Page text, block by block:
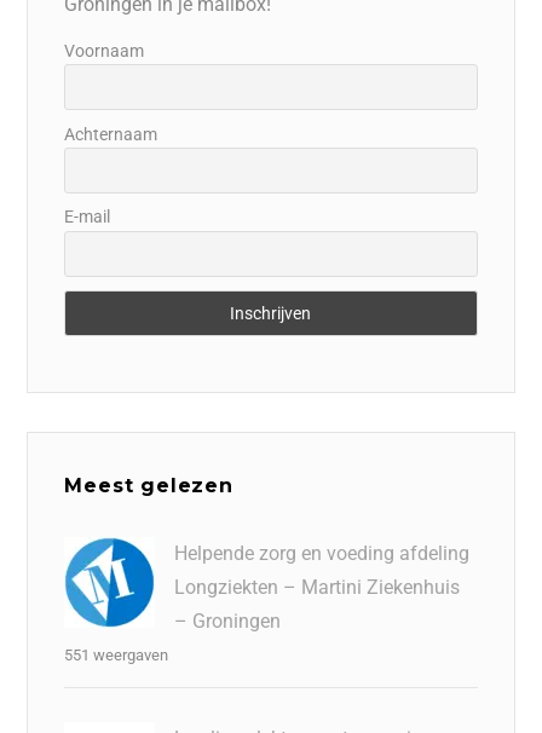
Voornaam
Achternaam
E-mail
Meest gelezen
Helpende zorg en voeding afdeling
Longziekten – Martini Ziekenhuis
– Groningen
551 weergaven